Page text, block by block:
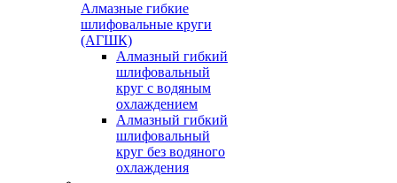
Алмазные гибкие
шлифовальные круги
(АГШК)
Алмазный гибкий
шлифовальный
круг с водяным
охлаждением
Алмазный гибкий
шлифовальный
круг без водяного
охлаждения